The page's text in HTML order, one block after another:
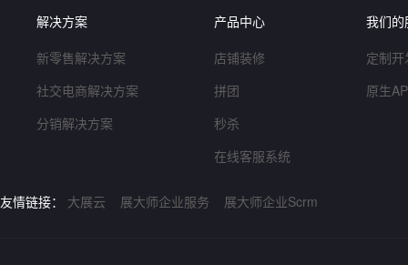
解决方案
新零售解决方案
社交电商解决方案
分销解决方案
产品中心
店铺装修
拼团
秒杀
在线客服系统
我们的
定制
原生
友情链接： 大展云 展大师企业服务 展大师企业Scrm